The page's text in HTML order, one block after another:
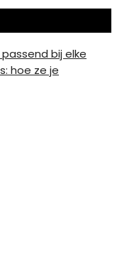
bij elke
hoe ze je